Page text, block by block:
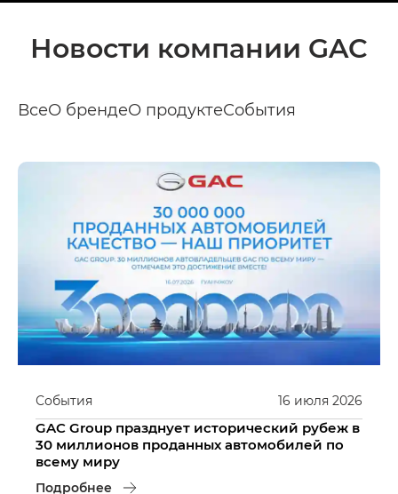
Новости компании GAC
ВсеО брендеО продуктеСобытия
16 июля 2026
События
GAC Group празднует исторический рубеж в
30 миллионов проданных автомобилей по
всему миру
Подробнее